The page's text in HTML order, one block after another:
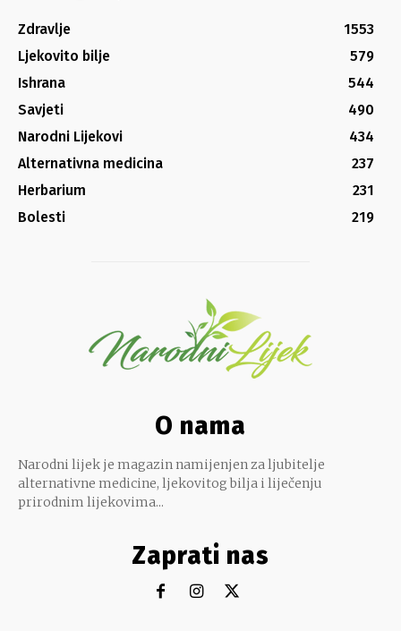
Zdravlje
1553
Ljekovito bilje
579
Ishrana
544
Savjeti
490
Narodni Lijekovi
434
Alternativna medicina
237
Herbarium
231
Bolesti
219
O nama
Narodni lijek je magazin namijenjen za ljubitelje
alternativne medicine, ljekovitog bilja i liječenju
prirodnim lijekovima...
Zaprati nas